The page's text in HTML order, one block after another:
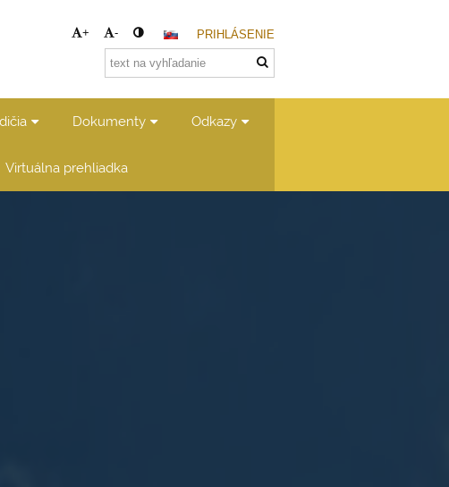
+ - PRIHLÁSENIE
Dokumenty Odkazy
Virtuálna prehliadka